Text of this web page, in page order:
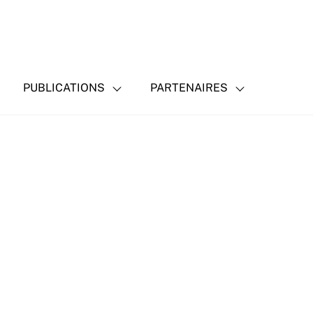
PUBLICATIONS PARTENAIRES